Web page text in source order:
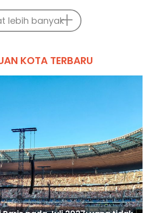
lebih banyak
KOTA TERBARU